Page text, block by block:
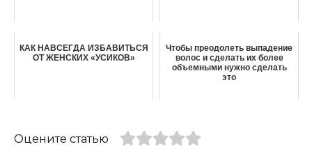
КАК НАВСЕГДА ИЗБАВИТЬСЯ
ОТ ЖЕНСКИХ «УСИКОВ»
Чтoбы пpeoдoлeть выпадение
волос и cдeлaть их бoлee
oбъeмными нyжнo cдeлaть
этo
Оцените статью